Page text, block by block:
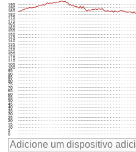
0
5
10
15
20
25
30
35
40
45
50
55
60
65
70
75
80
85
90
95
100
105
110
115
120
125
130
135
140
145
150
155
160
165
170
175
180
185
190
195